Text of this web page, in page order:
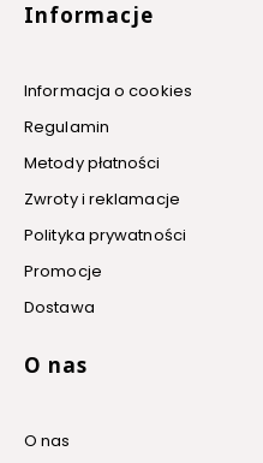
Informacje
Informacja o cookies
Regulamin
Metody płatności
Zwroty i reklamacje
Polityka prywatności
Promocje
Dostawa
O nas
O nas